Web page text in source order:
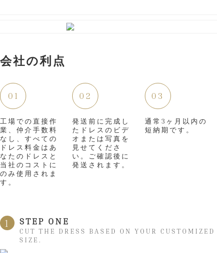
会社の利点
01
工場での直接作
業、仲介手数料
なし、すべての
ドレス料金はあ
なたのドレスと
当社のコストに
のみ使用されま
す。
02
発送前に完成し
たドレスのビデ
オまたは写真を
見せてくださ
い。ご確認後に
発送されます。
03
通常3ヶ月以内の
短納期です。
1 STEP ONE
CUT THE DRESS BASED ON YOUR CUSTOMIZED
SIZE.